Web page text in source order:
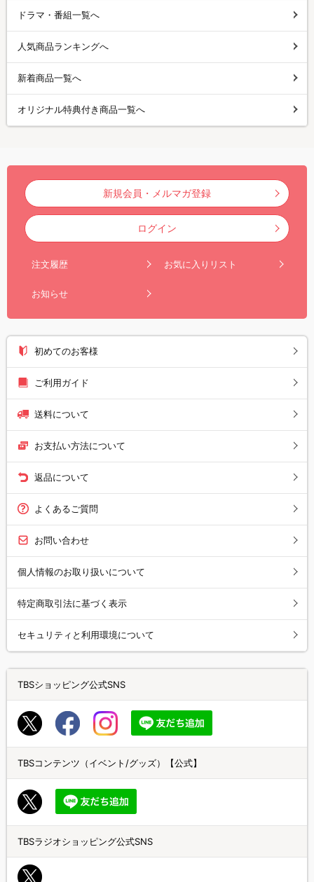
ドラマ・番組一覧へ
人気商品ランキングへ
新着商品一覧へ
オリジナル特典付き商品一覧へ
新規会員・メルマガ登録
ログイン
注文履歴 お気に入りリスト
お知らせ
初めてのお客様
ご利用ガイド
送料について
お支払い方法について
返品について
よくあるご質問
お問い合わせ
個人情報のお取り扱いについて
特定商取引法に基づく表示
セキュリティと利用環境について
TBSショッピング公式SNS
TBSコンテンツ（イベント/グッズ）【公式】
TBSラジオショッピング公式SNS